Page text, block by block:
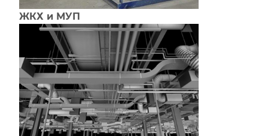
ЖКХ и МУП